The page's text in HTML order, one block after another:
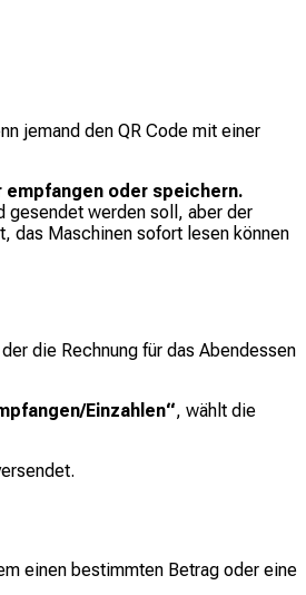
jemand den QR Code mit einer
empfangen oder speichern.
gesendet werden soll, aber der
das Maschinen sofort lesen können
die Rechnung für das Abendessen
Einzahlen“, wählt die
einen bestimmten Betrag oder eine